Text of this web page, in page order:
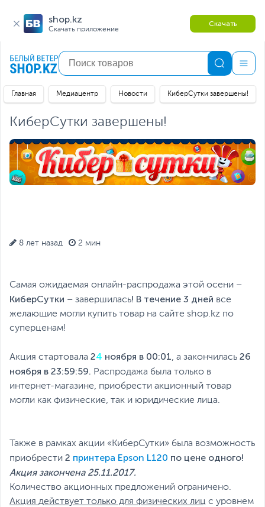
shop.kz
Скачать приложение
Скачать
Главная Медиацентр Новости КиберСутки завершены!
КиберСутки завершены!
8 лет назад 2 мин
Самая ожидаемая онлайн-распродажа этой осени –
КиберСутки – завершилась! В течение 3 дней все
желающие могли купить товар на сайте shop.kz по
суперценам!
Акция стартовала 24 ноября в 00:01, а закончилась 26
ноября в 23:59:59. Распродажа была только в
интернет-магазине, приобрести акционный товар
могли как физические, так и юридические лица.
Также в рамках акции «КиберСутки» была возможность
приобрести 2 принтера Epson L120 по цене одного!
Акция закончена 25.11.2017.
Количество акционных предложений ограничено.
Акция действует только для физических лиц с уровнем